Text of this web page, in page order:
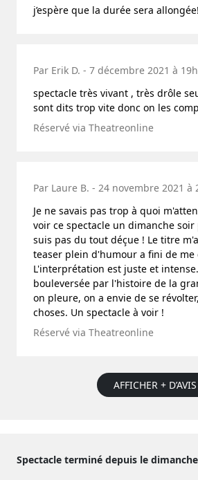
j’espère que la durée sera allongée!
Par Erik D. - 7 décembre 2021 à
spectacle très vivant , très drôle
sont dits trop vite donc on les
Réservé via Theatreonline
Par Laure B. - 24 novembre 2021 à
Je ne savais pas trop à quoi
voir ce spectacle un dimanche
suis pas du tout déçue ! Le titre
teaser plein d'humour a fini de me
L'interprétation est juste et
bouleversée par l'histoire de la
on pleure, on a envie de se
choses. Un spectacle à voir !
Réservé via Theatreonline
AFFICHER + D’AVIS
Spectacle terminé depuis le